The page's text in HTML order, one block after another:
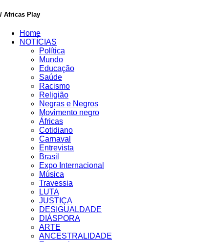
/ Africas Play
Home
NOTÍCIAS
Política
Mundo
Educação
Saúde
Racismo
Religião
Negras e Negros
Movimento negro
Áfricas
Cotidiano
Carnaval
Entrevista
Brasil
Expo Internacional
Música
Travessia
LUTA
JUSTIÇA
DESIGUALDADE
DIÁSPORA
ARTE
ANCESTRALIDADE